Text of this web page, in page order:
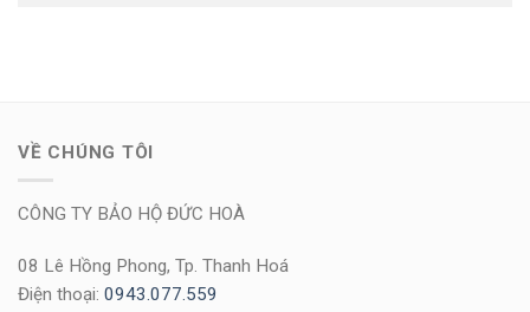
VỀ CHÚNG TÔI
CÔNG TY BẢO HỘ ĐỨC HOÀ
08 Lê Hồng Phong, Tp. Thanh Hoá
Điện thoại: 0943.077.559